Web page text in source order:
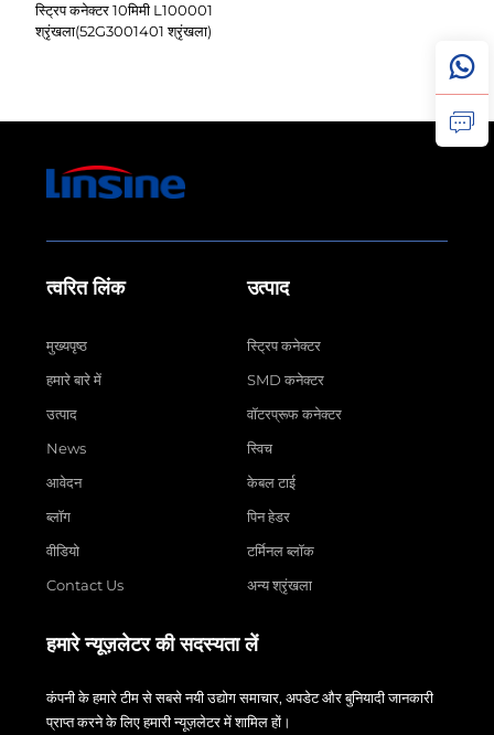
स्ट्रिप कनेक्टर 10मिमी L100001
श्रृंखला(52G3001401 श्रृंखला)
त्वरित लिंक
मुख्यपृष्ठ
हमारे बारे में
उत्पाद
News
आवेदन
ब्लॉग
वीडियो
Contact Us
उत्पाद
स्ट्रिप कनेक्टर
SMD कनेक्टर
वॉटरप्रूफ कनेक्टर
स्विच
केबल टाई
पिन हेडर
टर्मिनल ब्लॉक
अन्य श्रृंखला
हमारे न्यूज़लेटर की सदस्यता लें
कंपनी के हमारे टीम से सबसे नयी उद्योग समाचार, अपडेट और बुनियादी जानकारी
प्राप्त करने के लिए हमारी न्यूज़लेटर में शामिल हों।